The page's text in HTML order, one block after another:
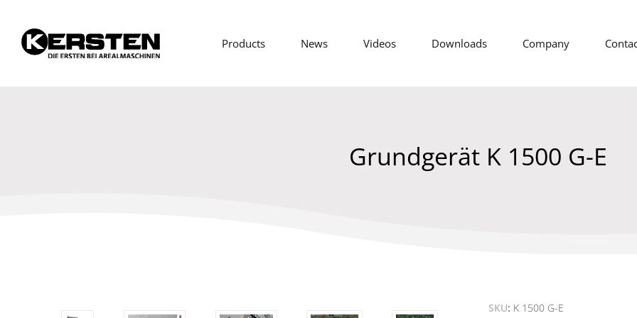
Products News Videos Downloads Company
Grundgerät K 1500 G-E
SKU K 1500 G-E